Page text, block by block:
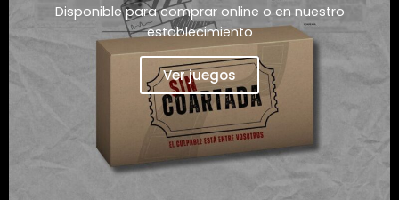
Disponible para comprar online o en nuestro
establecimiento
Ver juegos